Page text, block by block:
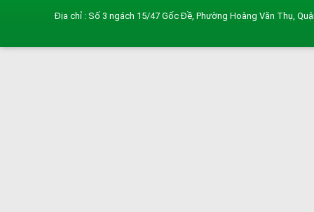
Địa chỉ : Số 3 ngách 15/47 Gốc Đề, Phường Hoàng Văn Thụ,